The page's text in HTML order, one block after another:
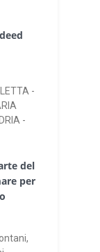
-
-
del
per